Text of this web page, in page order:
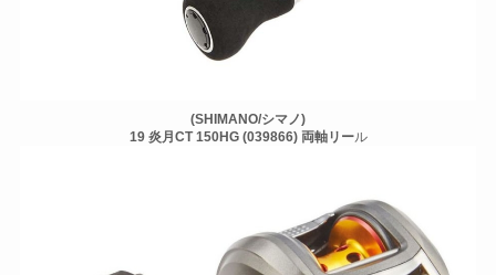
(SHIMANO/シマノ)
19 炎月CT 150HG (039866) 両軸リール